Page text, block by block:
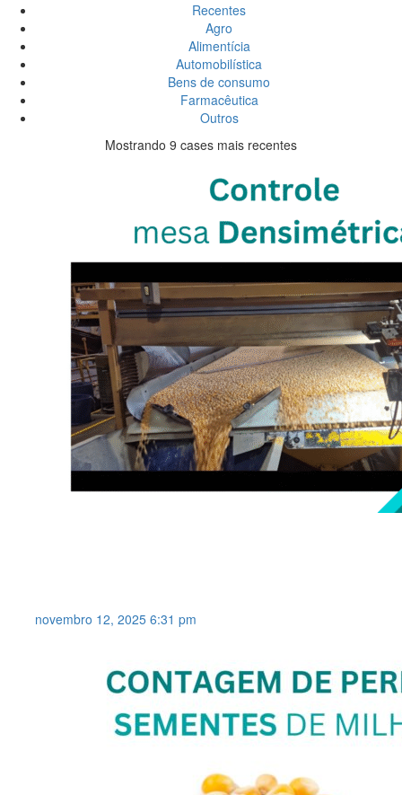
Recentes
Agro
Alimentícia
Automobilística
Bens de consumo
Farmacêutica
Outros
Mostrando 9 cases mais recentes
novembro 12, 2025 6:31 pm